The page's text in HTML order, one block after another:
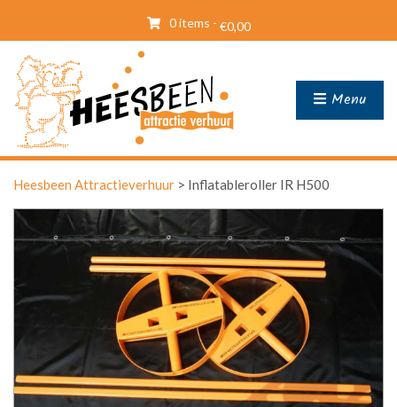
0 items - €0,00
Menu
Heesbeen Attractieverhuur > Inflatableroller IR H500